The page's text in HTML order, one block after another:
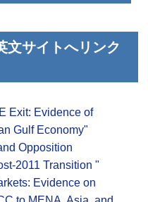
サイトへリンク
Exit: Evidence of
Gulf Economy"
Opposition
2011 Transition "
Evidence on